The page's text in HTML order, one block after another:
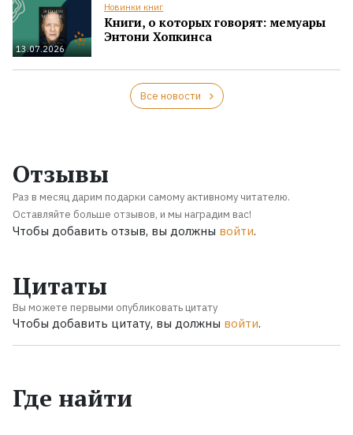
13.07.2026
Новинки книг
Книги, о которых говорят: мемуары
Энтони Хопкинса
Все новости
Отзывы
Раз в месяц дарим подарки самому активному читателю.
Оставляйте больше отзывов, и мы наградим вас!
Чтобы добавить отзыв, вы должны войти.
Цитаты
Вы можете первыми опубликовать цитату
Чтобы добавить цитату, вы должны войти.
Где найти